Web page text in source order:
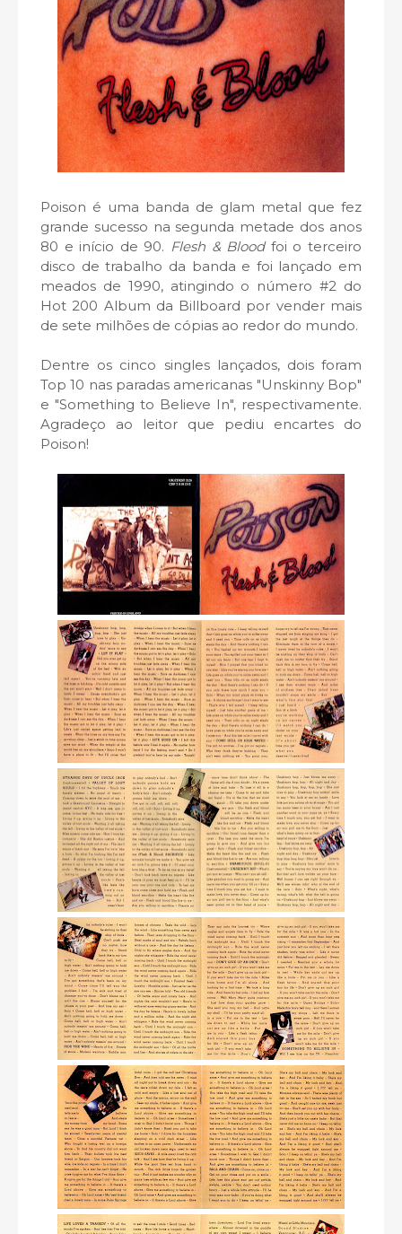
Poison é uma banda de glam metal que fez
grande sucesso na segunda metade dos anos
80 e início de 90. Flesh & Blood foi o terceiro
disco de trabalho da banda e foi lançado em
meados de 1990, atingindo o número #2 do
Hot 200 Album da Billboard por vender mais
de sete milhões de cópias ao redor do mundo.
Dentre os cinco singles lançados, dois foram
Top 10 nas paradas americanas "Unskinny Bop"
e "Something to Believe In", respectivamente.
Agradeço ao leitor que pediu encartes do
Poison!